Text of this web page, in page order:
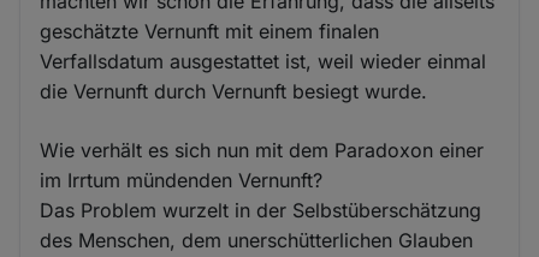
geschätzte Vernunft mit einem finalen
Verfallsdatum ausgestattet ist, weil wieder einmal
die Vernunft durch Vernunft besiegt wurde.
Wie verhält es sich nun mit dem Paradoxon einer
im Irrtum mündenden Vernunft?
Das Problem wurzelt in der Selbstüberschätzung
des Menschen, dem unerschütterlichen Glauben